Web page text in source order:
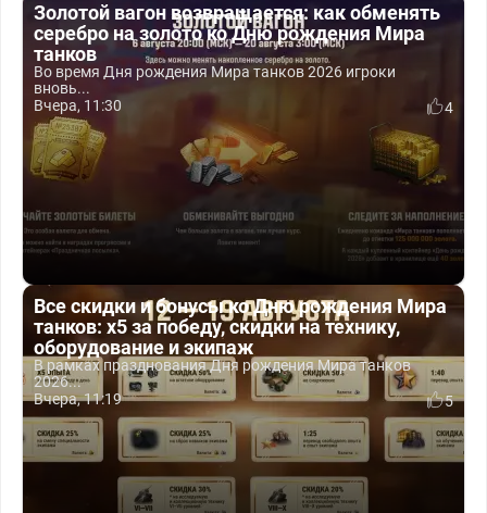
Золотой вагон возвращается: как обменять
серебро на золото ко Дню рождения Мира
танков
Во время Дня рождения Мира танков 2026 игроки
вновь...
Вчера, 11:30
4
Все скидки и бонусы ко Дню рождения Мира
танков: x5 за победу, скидки на технику,
оборудование и экипаж
В рамках празднования Дня рождения Мира танков
2026...
Вчера, 11:19
5